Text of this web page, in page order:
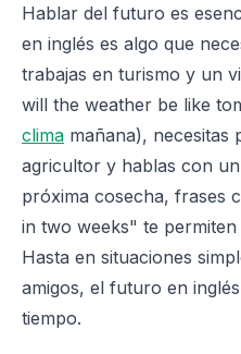
Hablar del futuro es
en inglés es algo que
trabajas en turismo y un
will the weather be like
clima mañana), necesitas
agricultor y hablas con
próxima cosecha, frases
in two weeks" te
Hasta en situaciones
amigos, el futuro en
tiempo.